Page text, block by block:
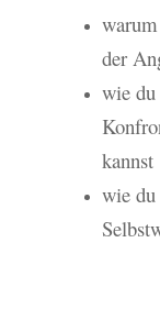
der
wie du
kannst
wie du